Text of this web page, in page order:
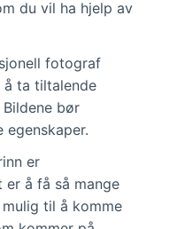
du vil ha hjelp av
fotograf
ta tiltalende
bør
egenskaper.
er
er å få så mange
til å komme